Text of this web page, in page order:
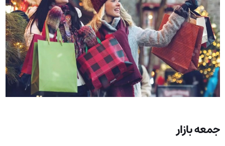
جمعه بازار